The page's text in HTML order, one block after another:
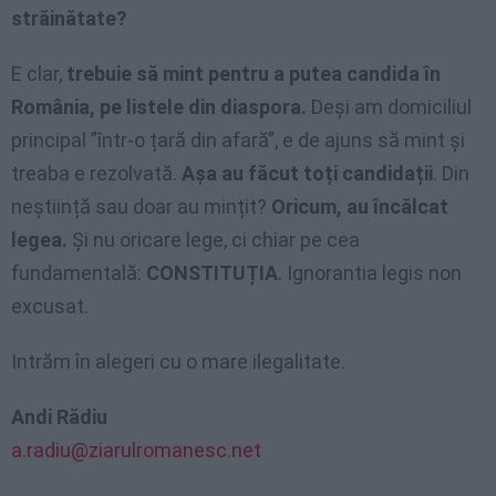
străinătate?
E clar, trebuie să mint pentru a putea candida în
România, pe listele din diaspora. Deși am domiciliul
principal ”într-o țară din afară”, e de ajuns să mint și
treaba e rezolvată. Așa au făcut toți candidații. Din
neștiință sau doar au mințit? Oricum, au încălcat
legea. Și nu oricare lege, ci chiar pe cea
fundamentală: CONSTITUȚIA. Ignorantia legis non
excusat.
Intrăm în alegeri cu o mare ilegalitate.
Andi Rădiu
a.radiu@ziarulromanesc.net